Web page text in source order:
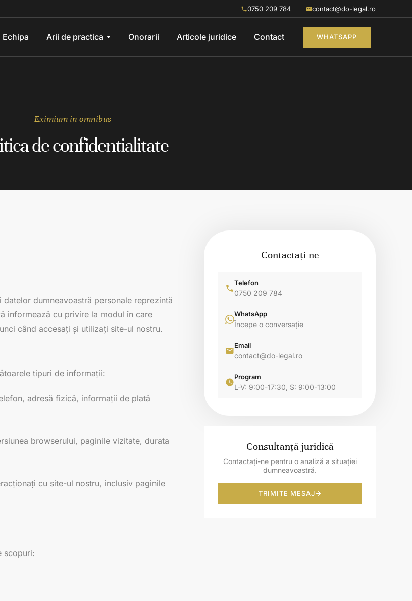
0750 209 784 contact@do-legal.ro
Echipa Arii de practica Onorarii Articole juridice Contact WHATSAPP
Eximium in omnibus
de confidentialitate
dumneavoastră personale reprezintă
informează cu privire la modul în care
când accesați și utilizați site-ul nostru.
tipuri de informații:
adresă fizică, informații de plată
browserului, paginile vizitate, durata
cu site-ul nostru, inclusiv paginile
scopuri:
Contactați-ne
Telefon
0750 209 784
WhatsApp
Începe o conversație
Email
contact@do-legal.ro
Program
L-V: 9:00-17:30, S: 9:00-13:00
Consultanță juridică
Contactați-ne pentru o analiză a situației
dumneavoastră.
TRIMITE MESAJ